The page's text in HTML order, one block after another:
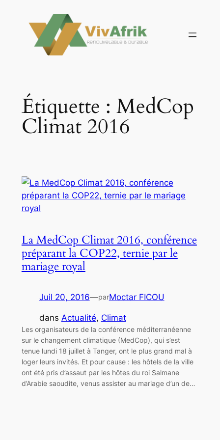
contenu
Étiquette : MedCop
Climat 2016
La MedCop Climat 2016, conférence
préparant la COP22, ternie par le
mariage royal
Juil 20, 2016—parMoctar FICOU
dans Actualité, Climat
Les organisateurs de la conférence méditerranéenne
sur le changement climatique (MedCop), qui s’est
tenue lundi 18 juillet à Tanger, ont le plus grand mal à
loger leurs invités. Et pour cause : les hôtels de la ville
ont été pris d’assaut par les hôtes du roi Salmane
d’Arabie saoudite, venus assister au mariage d’un de…